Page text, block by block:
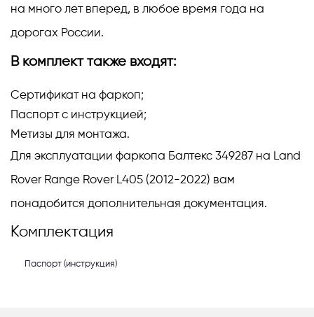
на много лет вперед, в любое время года на
дорогах России.
В комплект также входят:
Сертификат на фаркоп;
Паспорт с инструкцией;
Метизы для монтажа.
Для эксплуатации фаркопа Балтекс 349287 на Land
Rover Range Rover L405 (2012-2022) вам
понадобится дополнительная документация.
Комплектация
Паспорт (инструкция)